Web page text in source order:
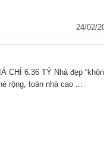
24/02/
CHỈ 6.36 TỶ Nhà đẹp
rộng, toàn nhà cao ...